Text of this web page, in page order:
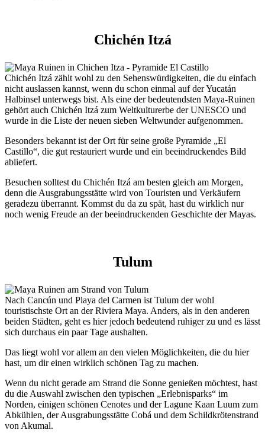
Chichén Itzá
Chichén Itzá zählt wohl zu den Sehenswürdigkeiten, die du einfach
nicht auslassen kannst, wenn du schon einmal auf der Yucatán
Halbinsel unterwegs bist. Als eine der bedeutendsten Maya-Ruinen
gehört auch Chichén Itzá zum Weltkulturerbe der UNESCO und
wurde in die Liste der neuen sieben Weltwunder aufgenommen.
Besonders bekannt ist der Ort für seine große Pyramide „El
Castillo“, die gut restauriert wurde und ein beeindruckendes Bild
abliefert.
Besuchen solltest du Chichén Itzá am besten gleich am Morgen,
denn die Ausgrabungsstätte wird von Touristen und Verkäufern
geradezu überrannt. Kommst du da zu spät, hast du wirklich nur
noch wenig Freude an der beeindruckenden Geschichte der Mayas.
Tulum
Nach Cancún und Playa del Carmen ist Tulum der wohl
touristischste Ort an der Riviera Maya. Anders, als in den anderen
beiden Städten, geht es hier jedoch bedeutend ruhiger zu und es lässt
sich durchaus ein paar Tage aushalten.
Das liegt wohl vor allem an den vielen Möglichkeiten, die du hier
hast, um dir einen wirklich schönen Tag zu machen.
Wenn du nicht gerade am Strand die Sonne genießen möchtest, hast
du die Auswahl zwischen den typischen „Erlebnisparks“ im
Norden, einigen schönen Cenotes und der Lagune Kaan Luum zum
Abkühlen, der Ausgrabungsstätte Cobá und dem Schildkrötenstrand
von Akumal.